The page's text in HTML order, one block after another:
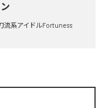
流系アイドルFortuness